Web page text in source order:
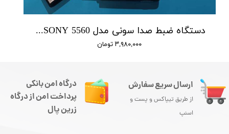
دستگاه ضبط صدا سونی مدل SONY 5560 - حافظه 16 گیگابایت
۳,۹۸۰,۰۰۰ تومان
ارسال سریع سفارش
از طریق تیپاکس و پست و
اسنپ
درگاه امن بانکی
پرداخت امن از درگاه
زرین پال